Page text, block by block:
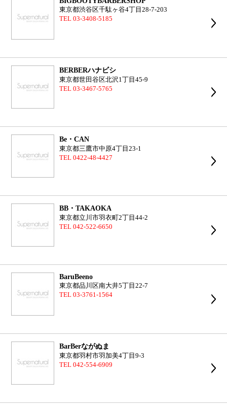
東京都渋谷区千駄ヶ谷4丁目28-7-203
TEL 03-3408-5185
BERBERハナビシ
東京都世田谷区北沢1丁目45-9
TEL 03-3467-5765
Be・CAN
東京都三鷹市中原4丁目23-1
TEL 0422-48-4427
BB・TAKAOKA
東京都立川市羽衣町2丁目44-2
TEL 042-522-6650
BaruBeeno
東京都品川区南大井5丁目22-7
TEL 03-3761-1564
BarBerながぬま
東京都羽村市羽加美4丁目9-3
TEL 042-554-6909